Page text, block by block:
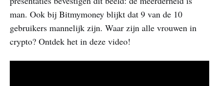
man. Ook bij Bitmymoney blijkt dat 9 van de 10
gebruikers mannelijk zijn. Waar zijn alle vrouwen in
crypto? Ontdek het in deze video!